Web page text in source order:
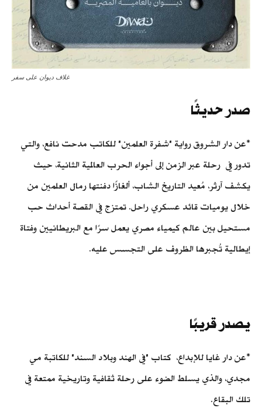
غلاف ديوان على سفر
صدر حديثًا
*عن دار الشروق رواية "شفرة العلمين" للكاتب مدحت نافع، والتي
تدور في رحلة عبر الزمن إلى أجواء الحرب العالمية الثانية، حيث
يكشف آرثر، مُعيد التاريخ الشاب، ألغازًا دفنتها رمال العلمين من
خلال يوميات قائد عسكري راحل. تمتزج في القصة أحداث حب
مستحيل بين عالم كيمياء مصري يعمل سرًا مع البريطانيين وفتاة
إيطالية تُجبرها الظروف على التجسس عليه.
يصدر قريبًا
*عن دار غايا للإبداع، كتاب "في الهند وبلاد السند" للكاتبة مي
مجدي، والذي يسلط الضوء على رحلة ثقافية وتاريخية ممتعة في
تلك البقاع.